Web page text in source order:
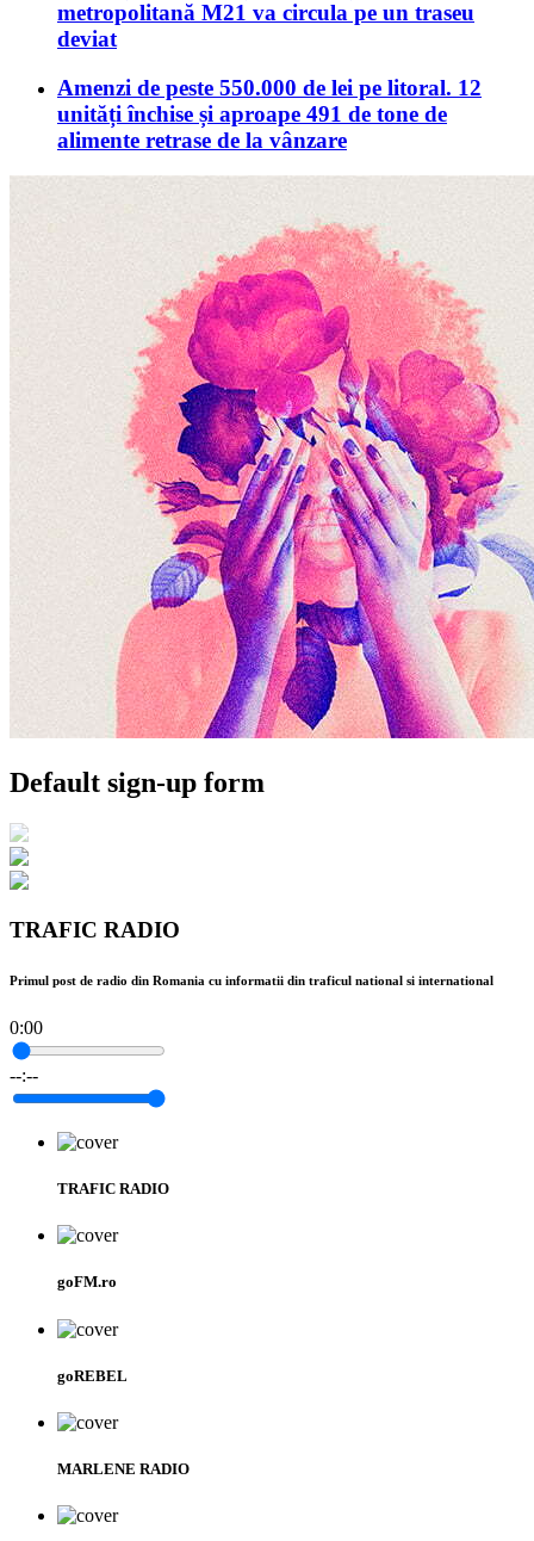
metropolitană M21 va circula pe un traseu
deviat
Amenzi de peste 550.000 de lei pe litoral. 12
unități închise și aproape 491 de tone de
alimente retrase de la vânzare
Default sign-up form
TRAFIC RADIO
Primul post de radio din Romania cu informatii din traficul national si international
0:00
--:--
TRAFIC RADIO
goFM.ro
goREBEL
MARLENE RADIO